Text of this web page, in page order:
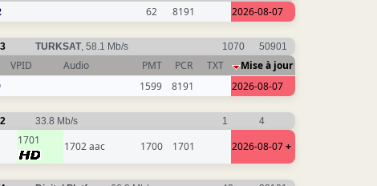
62 8191 2026-08-07
TURKSAT, 58.1 Mb/s 1070 50901
VPID Audio PMT PCR TXT
Mise à jour
1599 8191 2026-08-07
33.8 Mb/s 1 4
1701 1702 aac 1700 1701 2026-08-07+